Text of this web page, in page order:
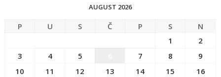
AUGUST 2026
P U S Č P S
N
1
2
3
4 5 7 8
9
10
11 12 13 14 15
16